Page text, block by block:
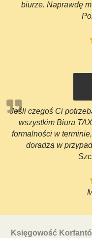
biurze. Naprawdę
Jeśli czegoś Ci
wszystkim Biura
formalności w
doradzą w
Księgowość